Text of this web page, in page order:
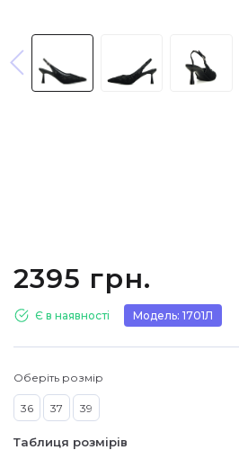
2395 грн.
Є в наявності Модель: 1701Л
Оберіть розмір
36 37 39
Таблиця розмірів